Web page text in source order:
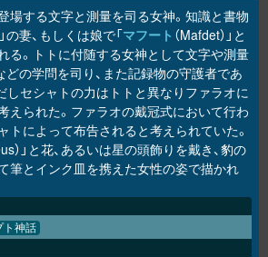
場する文字と測量を司る女神。知識と書物
」の妻、もしくは娘で「マフート （Mafdet）」と
る。トトに付随する女神として文字や測量
どの学問を司り、また記録物の守護者であ
しセシャトの力はトトと異なりファラオに
えられた。ファラオの戴冠式において行わ
トによって布告されると考えられていた。
）」と花、あるいは星の頭飾りを戴き、豹の
筆とインク皿を携えた女性の姿で描かれ
ト神話